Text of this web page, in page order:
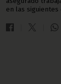
en las siguientes